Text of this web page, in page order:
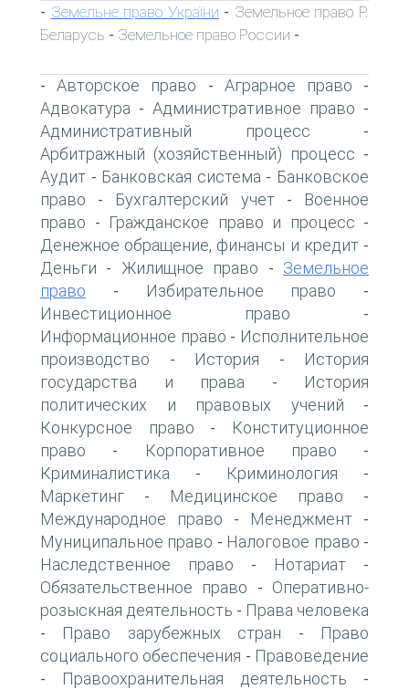
- Земельне право України - Земельное право Р.
Беларусь - Земельное право России -
-Авторское право - Аграрное право -
Адвокатура - Административное право -
Административный процесс -
Арбитражный (хозяйственный) процесс -
Аудит - Банковская система - Банковское
право - Бухгалтерский учет-
Военное
право - Гражданское право и процесс -
Денежное обращение, финансы и кредит-
Деньги - Жилищное право - Земельное
право - Избирательное право -
Инвестиционное право -
Информационное право - Исполнительное
производство - История -
История
государства и права -
История
политических и правовых учений -
Конкурсное право -
Конституционное
право - Корпоративное право -
Криминалистика - Криминология -
Маркетинг - Медицинское право -
Международное право - Менеджмент -
Муниципальное право - Налоговое право -
Наследственное право - Нотариат -
Обязательственное право - Оперативно-
розыскная деятельность - Права человека
- Право зарубежных стран -
Право
социального обеспечения - Правоведение
- Правоохранительная деятельность -